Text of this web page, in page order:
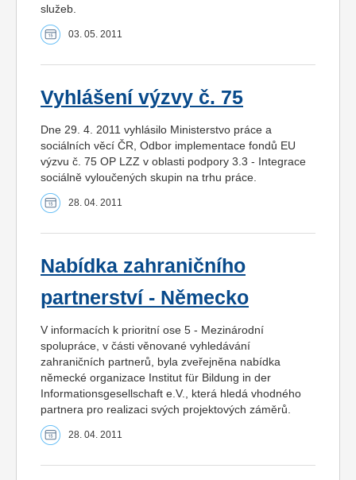
služeb.
03. 05. 2011
Vyhlášení výzvy č. 75
Dne 29. 4. 2011 vyhlásilo Ministerstvo práce a
sociálních věcí ČR, Odbor implementace fondů EU
výzvu č. 75 OP LZZ v oblasti podpory 3.3 - Integrace
sociálně vyloučených skupin na trhu práce.
28. 04. 2011
Nabídka zahraničního
partnerství - Německo
V informacích k prioritní ose 5 - Mezinárodní
spolupráce, v části věnované vyhledávání
zahraničních partnerů, byla zveřejněna nabídka
německé organizace Institut für Bildung in der
Informationsgesellschaft e.V., která hledá vhodného
partnera pro realizaci svých projektových záměrů.
28. 04. 2011